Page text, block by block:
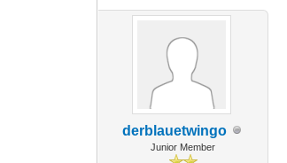
derblauetwingo
Junior Member